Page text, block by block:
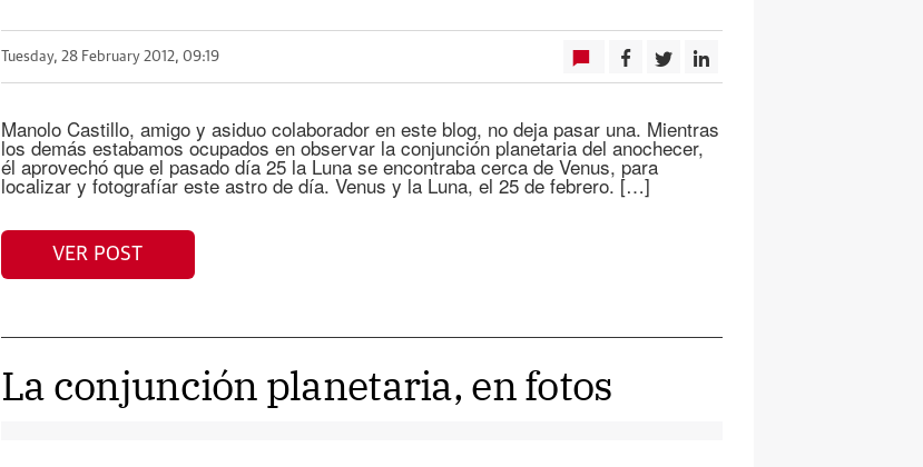
Tuesday, 28 February 2012, 09:19
Manolo Castillo, amigo y asiduo colaborador en este blog, no deja pasar una. Mientras
los demás estabamos ocupados en observar la conjunción planetaria del anochecer,
él aprovechó que el pasado día 25 la Luna se encontraba cerca de Venus, para
localizar y fotografíar este astro de día. Venus y la Luna, el 25 de febrero. […]
VER POST
La conjunción planetaria, en fotos